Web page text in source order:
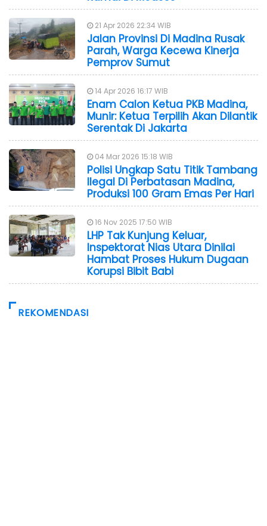
21 Apr 2026 22:34 WIB
Jalan Provinsi Di Madina Rusak
Parah, Warga Kecewa Kinerja
Pemprov Sumut
14 Apr 2026 16:17 WIB
Enam Calon Ketua PKB Madina,
Munir: Ketua Terpilih Akan Dilantik
Serentak Di Jakarta
04 Mar 2026 15:18 WIB
Polisi Ungkap Satu Titik Tambang
Ilegal Di Perbatasan Madina,
Produksi 100 Gram Emas Per Hari
16 Nov 2025 17:50 WIB
LHP Tak Kunjung Keluar,
Inspektorat Nias Utara Dinilai
Hambat Proses Hukum Dugaan
Korupsi Bibit Babi
REKOMENDASI